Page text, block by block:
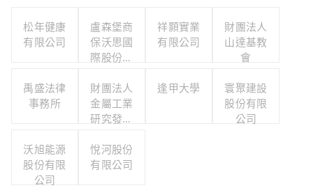
松年健康
有限公司
盧森堡商
保沃思國
際股份有
祥顥實業
有限公司
財團法人
山達基教
會
禹盛法律
事務所
財團法人
金屬工業
研究發展
逢甲大學
寰聚建設
股份有限
公司
沃旭能源
股份有限
公司
悅河股份
有限公司